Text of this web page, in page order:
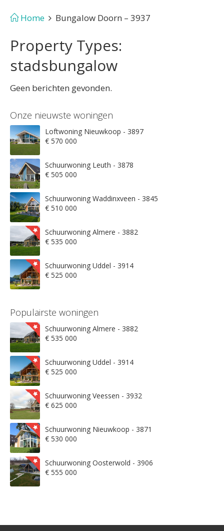
Home Bungalow Doorn – 3937
Property Types:
stadsbungalow
Geen berichten gevonden.
Onze nieuwste woningen
Loftwoning Nieuwkoop - 3897
€ 570 000
Schuurwoning Leuth - 3878
€ 505 000
Schuurwoning Waddinxveen - 3845
€ 510 000
Schuurwoning Almere - 3882
€ 535 000
Schuurwoning Uddel - 3914
€ 525 000
Populairste woningen
Schuurwoning Almere - 3882
€ 535 000
Schuurwoning Uddel - 3914
€ 525 000
Schuurwoning Veessen - 3932
€ 625 000
Schuurwoning Nieuwkoop - 3871
€ 530 000
Schuurwoning Oosterwold - 3906
€ 555 000